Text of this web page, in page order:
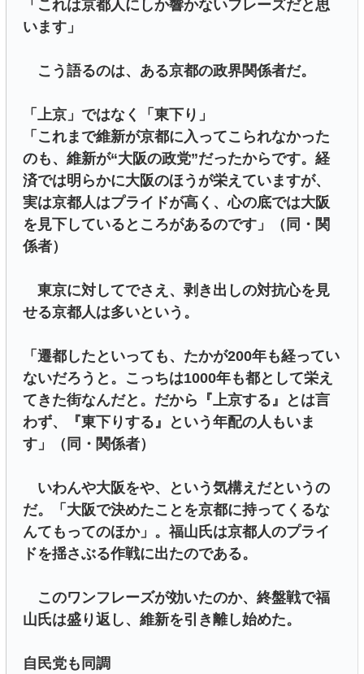
「これは京都人にしか響かないフレーズだと思
います」
こう語るのは、ある京都の政界関係者だ。
「上京」ではなく「東下り」
「これまで維新が京都に入ってこられなかった
のも、維新が“大阪の政党”だったからです。経
済では明らかに大阪のほうが栄えていますが、
実は京都人はプライドが高く、心の底では大阪
を見下しているところがあるのです」（同・関
係者）
東京に対してでさえ、剥き出しの対抗心を見
せる京都人は多いという。
「遷都したといっても、たかが200年も経ってい
ないだろうと。こっちは1000年も都として栄え
てきた街なんだと。だから『上京する』とは言
わず、『東下りする』という年配の人もいま
す」（同・関係者）
いわんや大阪をや、という気構えだというの
だ。「大阪で決めたことを京都に持ってくるな
んてもってのほか」。福山氏は京都人のプライ
ドを揺さぶる作戦に出たのである。
このワンフレーズが効いたのか、終盤戦で福
山氏は盛り返し、維新を引き離し始めた。
自民党も同調